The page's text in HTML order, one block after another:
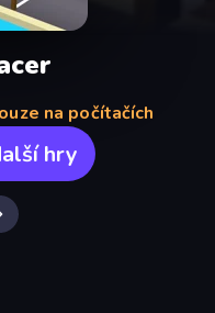
na počítačích
hry